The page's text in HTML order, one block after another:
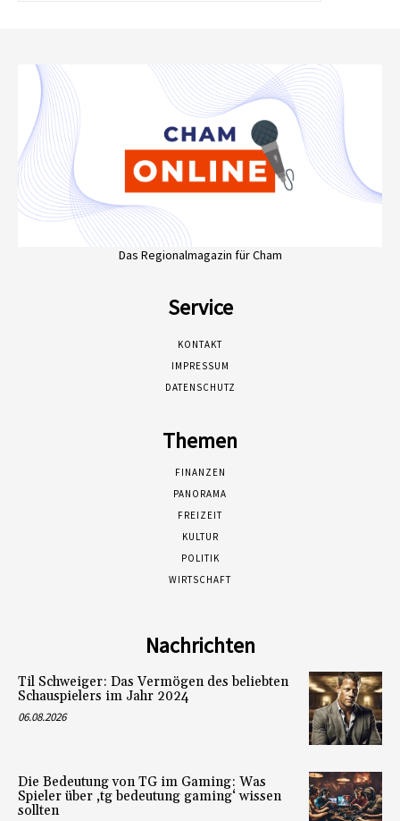
Das Regionalmagazin für Cham
Service
KONTAKT
IMPRESSUM
DATENSCHUTZ
Themen
FINANZEN
PANORAMA
FREIZEIT
KULTUR
POLITIK
WIRTSCHAFT
Nachrichten
Til Schweiger: Das Vermögen des beliebten
Schauspielers im Jahr 2024
06.08.2026
Die Bedeutung von TG im Gaming: Was
Spieler über ‚tg bedeutung gaming‘ wissen
sollten